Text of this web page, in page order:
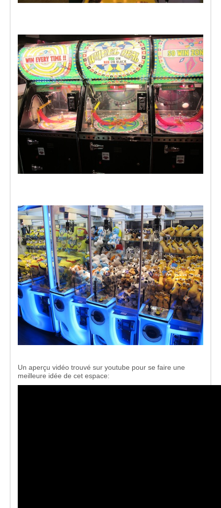
Un aperçu vidéo trouvé sur youtube pour se faire une
meilleure idée de cet espace: